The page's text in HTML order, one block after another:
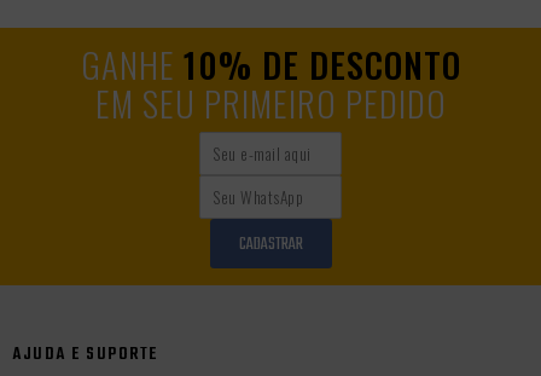
GANHE 10% DE DESCONTO
EM SEU PRIMEIRO PEDIDO
CADASTRAR
AJUDA E SUPORTE